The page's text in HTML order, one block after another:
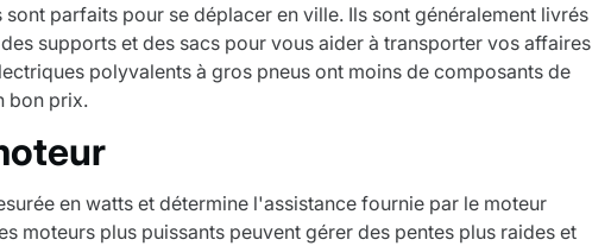
parfaits pour se déplacer en ville. Ils sont généralement livrés
supports et des sacs pour vous aider à transporter vos affaires
polyvalents à gros pneus ont moins de composants de
bon prix.
en watts et détermine l'assistance fournie par le moteur
moteurs plus puissants peuvent gérer des pentes plus raides et